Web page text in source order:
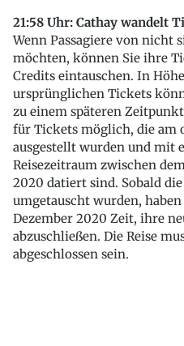
21:58 Uhr: Cathay wandelt
Wenn Passagiere von nicht
möchten, können Sie ihre
Credits eintauschen. In
ursprünglichen Tickets
zu einem späteren
für Tickets möglich, die am
ausgestellt wurden und mit
Reisezeitraum zwischen
2020 datiert sind. Sobald
umgetauscht wurden, haben
Dezember 2020 Zeit, ihre
abzuschließen. Die Reise
abgeschlossen sein.